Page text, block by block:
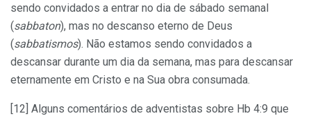
sendo convidados a entrar no dia de sábado semanal
(sabbaton), mas no descanso eterno de Deus
(sabbatismos). Não estamos sendo convidados a
descansar durante um dia da semana, mas para descansar
eternamente em Cristo e na Sua obra consumada.
[12] Alguns comentários de adventistas sobre Hb 4:9 que